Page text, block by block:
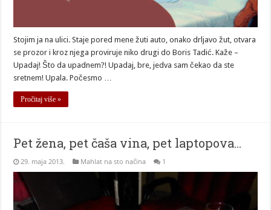
Stojim ja na ulici. Staje pored mene žuti auto, onako drljavo žut, otvara
se prozor i kroz njega proviruje niko drugi do Boris Tadić. Kaže –
Upadaj! Što da upadnem?! Upadaj, bre, jedva sam čekao da ste
sretnem! Upala. Počesmo …
Pročitaj više »
Pet žena, pet čaša vina, pet laptopova…
29. maja 2013. Mahlat na sto načina 1